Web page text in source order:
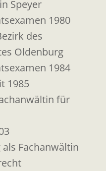
Speyer
1980
des
Oldenburg
1984
1985
für
als Fachanwältin